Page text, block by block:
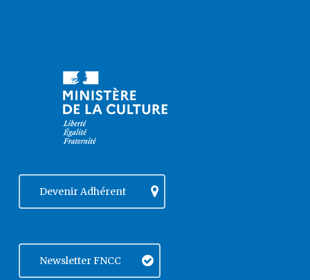
Devenir Adhérent
Newsletter FNCC